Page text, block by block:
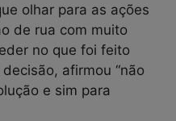
olhar para as ações
de rua com muito
no que foi feito
afirmou “não
e sim para